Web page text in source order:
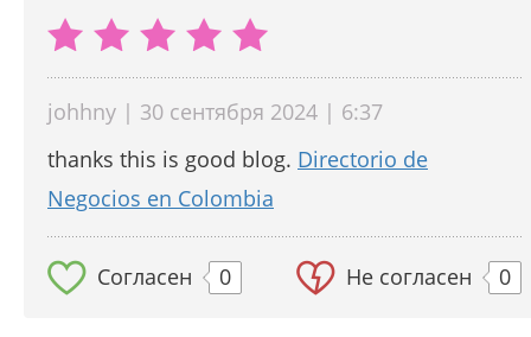
johhny | 30 сентября 2024 | 6:37
thanks this is good blog. Directorio de
Negocios en Colombia
Согласен 0 Не согласен 0